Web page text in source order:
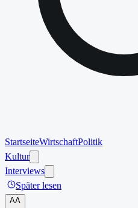
StartseiteWirtschaftPolitik
Kultur
Interviews
Später lesen
AA